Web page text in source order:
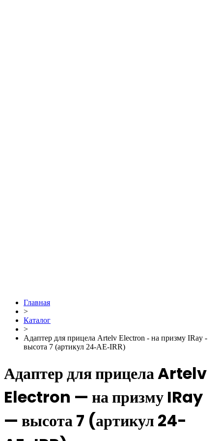
Главная
>
Каталог
>
Адаптер для прицела Artelv Electron - на призму IRay -
высота 7 (артикул 24-AE-IRR)
Адаптер для прицела Artelv
Electron — на призму IRay
— высота 7 (артикул 24-